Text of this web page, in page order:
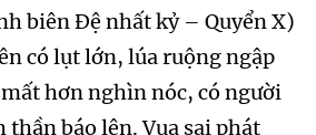
biên Đệ nhất kỷ – Quyển X)
có lụt lớn, lúa ruộng ngập
hơn nghìn nóc, có người
báo lên. Vua sai phát